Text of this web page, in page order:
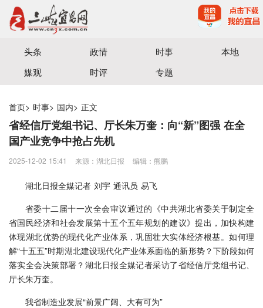
宜昌三峡融媒体中心主办
头条 政情 时事
本地
媒观
时评 专题
首页> 时事> 国内> 正文
省经信厅党组书记、厅长朱万奎：向“新”图强 在全
国产业竞争中抢占先机
2025-12-02 15:41 来源：湖北日报 编辑：熊鹏
湖北日报全媒记者 刘宇 通讯员 易飞
省委十二届十一次全会审议通过的《中共湖北省委关于制定全
省国民经济和社会发展第十五个五年规划的建议》提出，加快构建
体现湖北优势的现代化产业体系，巩固壮大实体经济根基。如何理
解“十五五”时期湖北建设现代化产业体系面临的新形势？下阶段如何
落实全会决策部署？湖北日报全媒记者采访了省经信厅党组书记、
厅长朱万奎。
我省制造业发展“前景广阔、大有可为”